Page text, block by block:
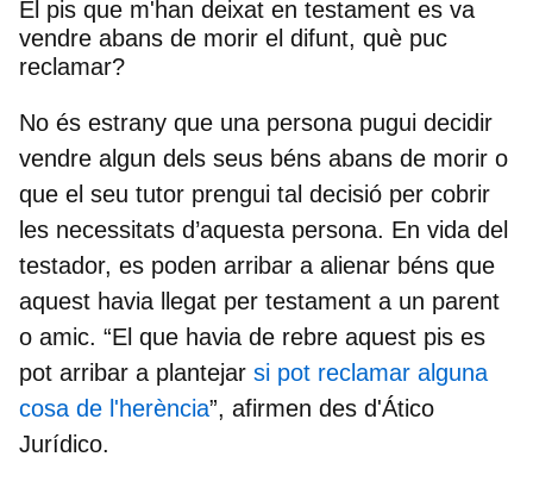
El pis que m'han deixat en testament es va
vendre abans de morir el difunt, què puc
reclamar?
No és estrany que una persona pugui decidir
vendre algun dels seus béns abans de morir o
que el seu tutor prengui tal decisió per cobrir
les necessitats d’aquesta persona. En vida del
testador, es poden arribar a alienar béns que
aquest havia llegat per testament a un parent
o amic. “El que havia de rebre aquest pis es
pot arribar a plantejar si pot reclamar alguna
cosa de l'herència”, afirmen des d'Ático
Jurídico.